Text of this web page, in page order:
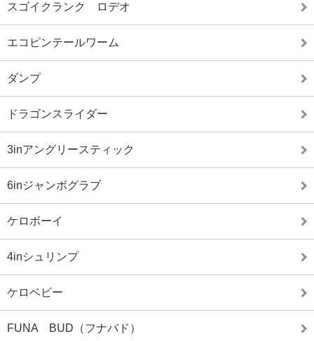
スゴイクランク ロデオ
エコピンテールワーム
ダンプ
ドラゴンスライダー
3inアングリースティック
6inジャンボグラブ
ケロボーイ
4inシュリンプ
ケロベビー
FUNA BUD（フナバド）